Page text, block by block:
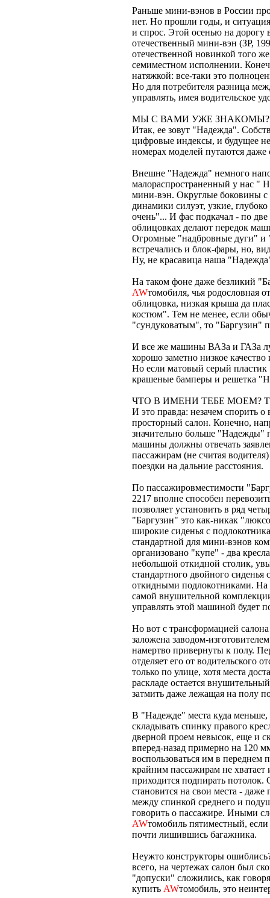
Раньше мини-вэнов в России
нет. Но прошли годы, и ситуация
и спрос. Этой осенью на
отечественный мини-вэн (ЗР,
отечественной новинкой того
семиместном исполнении.
натяжкой: все-таки это
Но для потребителя разница
управлять, имея водительское
МЫ С ВАМИ УЖЕ ЗНАКОМЫ?
Итак, ее зовут "Надежда".
цифровые индексы, и будущее
номерах моделей путаются даже
Внешне "Надежда" немного
малораспространенный у нас "
мини-вэн. Округлые боковины
динамики силуэт, узкие,
очень"... И фас подкачал - по
облицовках делают передок
Огромные "надбровные дуги" и
встречались и блок-фары, но,
Ну, не красавица наша
На таком фоне даже безликий
AWтомобиля, чья родословная
облицовка, низкая крыша да
костюм". Тем не менее, если
"сундуковатым", то "Баргузин"
И все же машины ВАЗа и ГАЗа
хорошо заметно низкое
Но если матовый серый
крашеные бамперы и решетка
ЧТО В ИМЕНИ ТЕБЕ МОЕМ?
И это правда: незачем спорить
просторный салон. Конечно,
значительно больше "Надежды"
машины должны отвечать
пассажирам (не считая
поездки на дальние расстояния.
По пассажировместимости
2217 вполне способен
позволяет установить в ряд
"Баргузин" это как-никак
широкие сиденья с
стандартной для мини-вэнов
организовано "купе" - два
небольшой откидной столик,
стандартного двойного
откидными подлокотниками. На
самой внушительной
управлять этой машиной будет
Но вот с трансформацией
заложена заводом-
намертво привернуты к полу.
отделяет его от водительского
только по улице, хотя места
раскладе остается
затмить даже лежащая на полу
В "Надежде" места куда меньше,
складывать спинку правого
дверной проем невысок, еще и
вперед-назад примерно на 120
воспользоваться им в переднем
крайним пассажирам не
приходится подпирать
становится на свои места - даже
между спинкой среднего и
говорить о пассажире. Иными
AWтомобиль пятиместный,
почти лишившись багажника.
Неужто конструкторы
всего, на чертежах салон был
"допуски" сложились, как
купить AWтомобиль, это